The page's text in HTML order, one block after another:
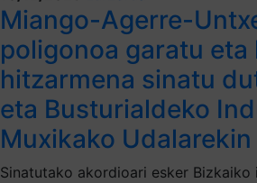
Miango-Agerre-
poligonoa garatu
hitzarmena sinatu
eta Busturialdeko
Muxikako Udalarekin
Sinatutako akordioari esker